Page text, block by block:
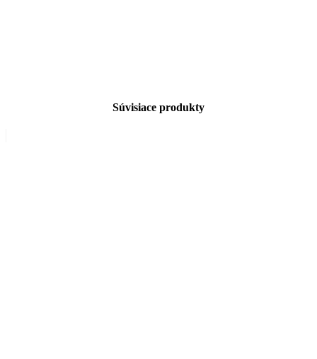
Súvisiace produkty